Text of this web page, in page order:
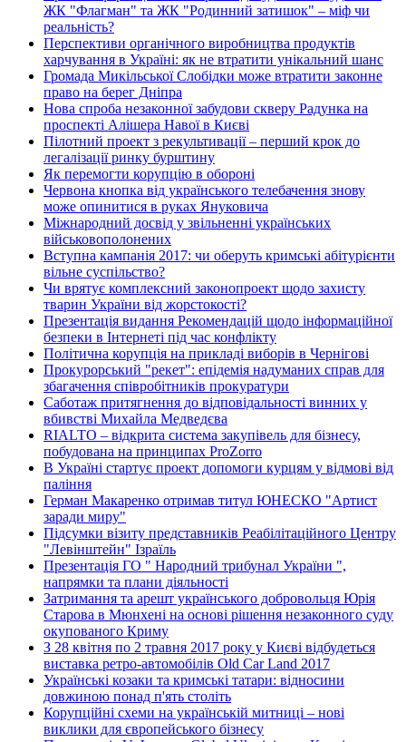
ЖК "Флагман" та ЖК "Родинний затишок" – міф чи
реальність?
Перспективи органічного виробництва продуктів
харчування в Україні: як не втратити унікальний шанс
Громада Микільської Слобідки може втратити законне
право на берег Дніпра
Нова спроба незаконної забудови скверу Радунка на
проспекті Алішера Навої в Києві
Пілотний проект з рекультивації – перший крок до
легалізації ринку бурштину
Як перемогти корупцію в обороні
Червона кнопка від українського телебачення знову
може опинитися в руках Януковича
Міжнародний досвід у звільненні українських
військовополонених
Вступна кампанія 2017: чи оберуть кримські абітурієнти
вільне суспільство?
Чи врятує комплексний законопроект щодо захисту
тварин України від жорстокості?
Презентація видання Рекомендацій щодо інформаційної
безпеки в Інтернеті під час конфлікту
Політична корупція на прикладі виборів в Чернігові
Прокурорський "рекет": епідемія надуманих справ для
збагачення співробітників прокуратури
Саботаж притягнення до відповідальності винних у
вбивстві Михайла Медведєва
RIALTO – відкрита система закупівель для бізнесу,
побудована на принципах ProZorro
В Україні стартує проект допомоги курцям у відмові від
паління
Герман Макаренко отримав титул ЮНЕСКО "Артист
заради миру"
Підсумки візиту представників Реабілітаційного Центру
"Левінштейн" Ізраїль
Презентація ГО " Народний трибунал України ",
напрямки та плани діяльності
Затримання та арешт українського добровольця Юрія
Старова в Мюнхені на основі рішення незаконного суду
окупованого Криму
З 28 квітня по 2 травня 2017 року у Києві відбудеться
виставка ретро-автомобілів Old Car Land 2017
Українські козаки та кримські татари: відносини
довжиною понад п'ять століть
Корупційні схеми на українській митниці – нові
виклики для європейського бізнесу